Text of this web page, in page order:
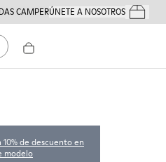
CAMPERÚNETE A NOSOTROSTus
de descuento en
modelo